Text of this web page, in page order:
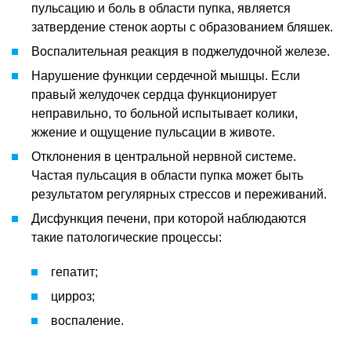
пульсацию и боль в области пупка, является
затвердение стенок аорты с образованием бляшек.
Воспалительная реакция в поджелудочной железе.
Нарушение функции сердечной мышцы. Если
правый желудочек сердца функционирует
неправильно, то больной испытывает колики,
жжение и ощущение пульсации в животе.
Отклонения в центральной нервной системе.
Частая пульсация в области пупка может быть
результатом регулярных стрессов и переживаний.
Дисфункция печени, при которой наблюдаются
такие патологические процессы:
гепатит;
цирроз;
воспаление.